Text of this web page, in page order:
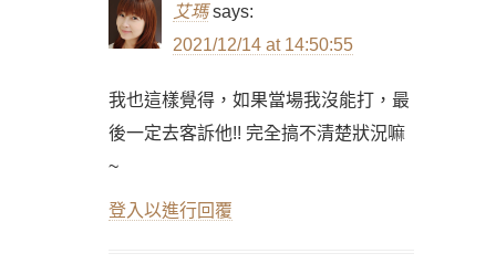
艾瑪 says:
2021/12/14 at 14:50:55
我也這樣覺得，如果當場我沒能打，最
後一定去客訴他!! 完全搞不清楚狀況嘛
~
登入以進行回覆